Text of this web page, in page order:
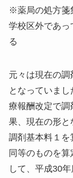
※薬局の処方箋
学校区外であっ
る
元々は現在の
となっていま
療報酬改定で
果、現在の形と
調剤基本料１を
同等のものを
して、平成30